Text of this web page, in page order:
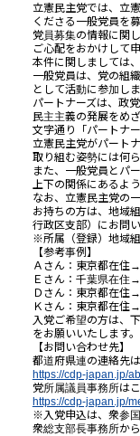
立憲民主党では、 立憲
くださる一般党員を
党員募集の情報に関し
ご心配をおかけして
本件に関しましては
一般党員は、党の組
として活動に参加しま
パートナーズは、政
民主主義の発展をめ
文字通り「パートナー
立憲民主党がパート
取り組む姿勢には何
また、一般党員と パ
上下の関係にあるよ
なお、 立憲民主党の
お持ちの方は、地域
行政区支部）にお問
※所属（登録）地域
【参考事例】
Ａさん：東京都在住
Ｅさん：千葉県在住
Ｄさん：東京都在住
Ｋさん：東京都在住
入党ご希望の方は、
をお願いいたします。
【お問い合わせ先】
都道府県連の連絡先
https://cdp-japan.jp/
党所属議員事務所は
https://cdp-japan.jp/
※入党申込は、衆参
衆総支部長事務所から